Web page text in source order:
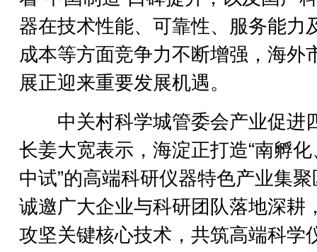
器在技术性能、可靠性、服务能力
成本等方面竞争力不断增强，海外
展正迎来重要发展机遇。
中关村科学城管委会产业促进
长姜大宽表示，海淀正打造“南孵
中试”的高端科研仪器特色产业集
诚邀广大企业与科研团队落地深耕
攻坚关键核心技术，共筑高端科学